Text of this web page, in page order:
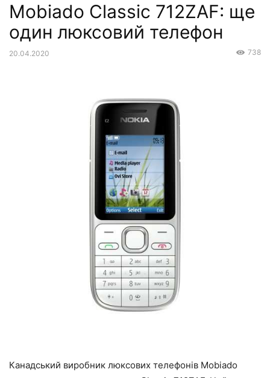
Mobiado Classic 712ZAF: ще
один люксовий телефон
20.04.2020 738
Канадський виробник люксових телефонів Mobiado